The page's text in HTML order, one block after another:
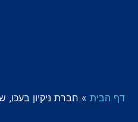
דף הבית » חברת ניקיון בעכו,